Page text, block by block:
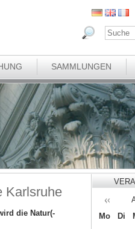
SAMMLUNGEN
Karlsruhe
die Natur(-
Mo
Di